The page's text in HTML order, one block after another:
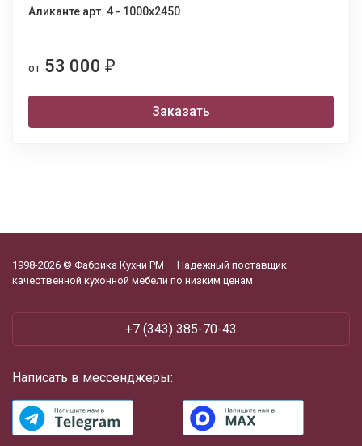
Аликанте арт. 4 - 1000х2450
от 53 000 ₽
Заказать
1998-2026 © Фабрика Кухни РМ — Надежный поставщик
качественной кухонной мебели по низким ценам
+7 (343) 385-70-43
Написать в мессенджеры: